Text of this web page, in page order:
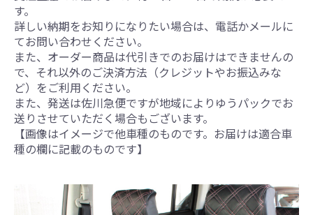
す。
詳しい納期をお知りになりたい場合は、電話かメールに
てお問い合わせください。
また、オーダー商品は代引きでのお届けはできませんの
で、それ以外のご決済方法（クレジットやお振込みな
ど）をご利用ください。
また、発送は佐川急便ですが地域によりゆうパックでお
送りさせていただく場合もございます。
【画像はイメージで他車種のものです。お届けは適合車
種の欄に記載のものです】